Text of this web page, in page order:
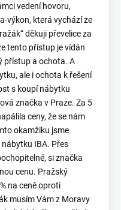
vedení hovoru,
výkon, která vychází ze
děkuji převelice za
tento přístup je vídán
přístup a ochota. A
ale i ochota k řešení
s koupí nábytku
značka v Praze. Za 5
ceny, že se nám
okamžiku jsme
IBA. Přes
si značka
cenu. Pražský
na ceně oproti
musím Vám z Moravy